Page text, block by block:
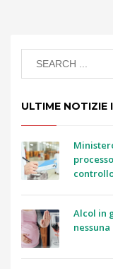
ULTIME NOTIZIE
Alcol in